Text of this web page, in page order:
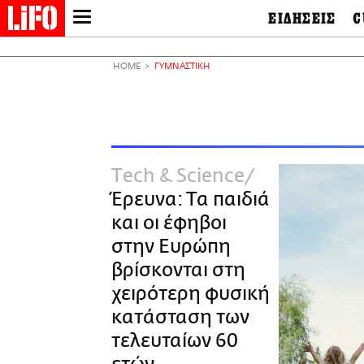
NEWSLETTER
ΑΜΠΑ
PRINT
ΕΙΔΗΣΕΙΣ
&
HOME ΓΥΜΝΑΣΤΙΚΗ
Τech & Science
Έρευνα: Τα παιδιά
και οι έφηβοι
στην Ευρώπη
βρίσκονται στη
χειρότερη φυσική
κατάσταση των
τελευταίων 60